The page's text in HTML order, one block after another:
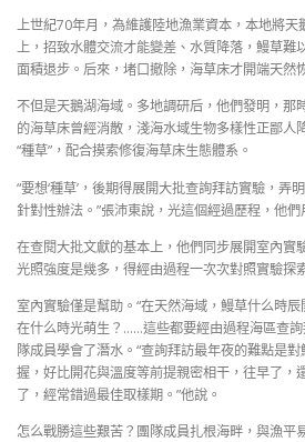
上世紀70年月，為維護陸地漁業資本，本地將
上，招致水體交流才能變差、水質降落，鰻草難
面積退步。后來，堵口撤除，海草床才開端天然
不但是天鵝湖海域。多地調研后，他們發明，那
的海草床曾經消散，淺海水域生物多樣性正鄙人
“種草”，配合摸索修復海草床生態體系。
“要想‘種草’，後期得展開大批查詢拜訪實驗，弄
針對性辦法。”張沛東說，光這個經過歷程，他們
在查閱大批文獻的基本上，他們同步展開室內實
光照強度是幾多，得經由過程一次次對照實驗探
室內實驗僅是幫助。“在天然海域，鰻草什么時
在什么時光萌生？……這些都要經由過程海區查
隊成員學會了潛水。“查詢拜訪最年夜的難點是
握，好比開花與溫度等前提親密相干，往早了，
了，經常錯過最佳取樣期。”他說。
怎么戰勝這些艱苦？團隊成員扎根海畔，與漁平